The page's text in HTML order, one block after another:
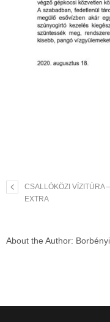
CSALLÓKÖZI VÍZITÚRA
EXTRA
About the Author: